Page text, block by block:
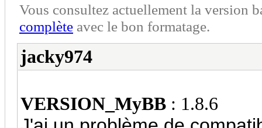
Vous consultez actuellement la version
complète avec le bon formatage.
jacky974
VERSION_MyBB : 1.8.6